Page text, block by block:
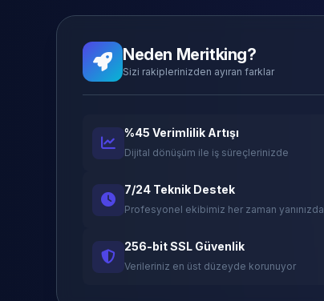
Neden Meritking?
Sizi rakiplerinizden ayıran farklar
%45 Verimlilik Artışı
Dijital dönüşüm ile iş süreçlerinizde
7/24 Teknik Destek
Profesyonel ekibimiz her zaman yanınızda
256-bit SSL Güvenlik
Verileriniz en üst düzeyde korunuyor